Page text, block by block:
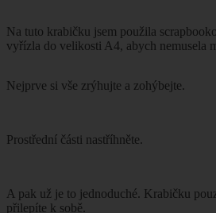
Na tuto krabičku jsem použila
vyřízla do velikosti A4, abych nemusela
Nejprve si vše zrýhujte a zohýbejte.
Prostřední části nastříhněte.
A pak už je to jednoduché. Krabičku
přilepíte k sobě.